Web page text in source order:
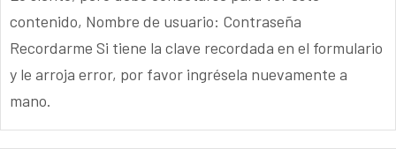
contenido, Nombre de usuario: Contraseña
Recordarme Si tiene la clave recordada en el formulario
y le arroja error, por favor ingrésela nuevamente a
mano.